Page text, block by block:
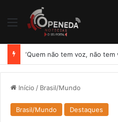
Menu
Início / Brasil/Mundo
Brasil/Mundo Destaques